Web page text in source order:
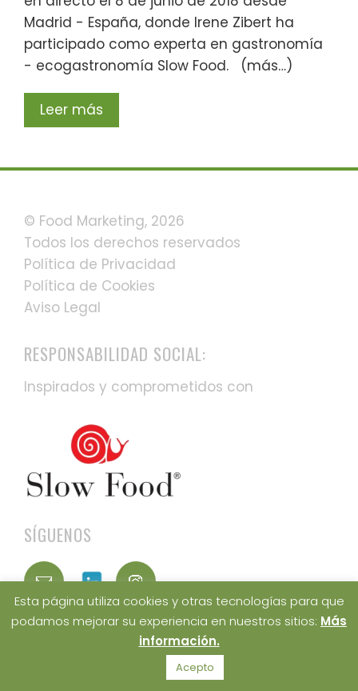
Madrid - España, donde Irene Zibert ha
participado como experta en gastronomía
- ecogastronomía Slow Food. (más…)
Leer más
© Food Marketing, 2026
Todos los derechos reservados
Política de Privacidad
Política de Cookies
Aviso Legal
RESPONSABILIDAD SOCIAL:
Inspirados y comprometidos con
SÍGUENOS
Esta página utiliza cookies y otras tecnologías para que
podamos mejorar su experiencia en nuestros sitios: Más
información.
Acepto